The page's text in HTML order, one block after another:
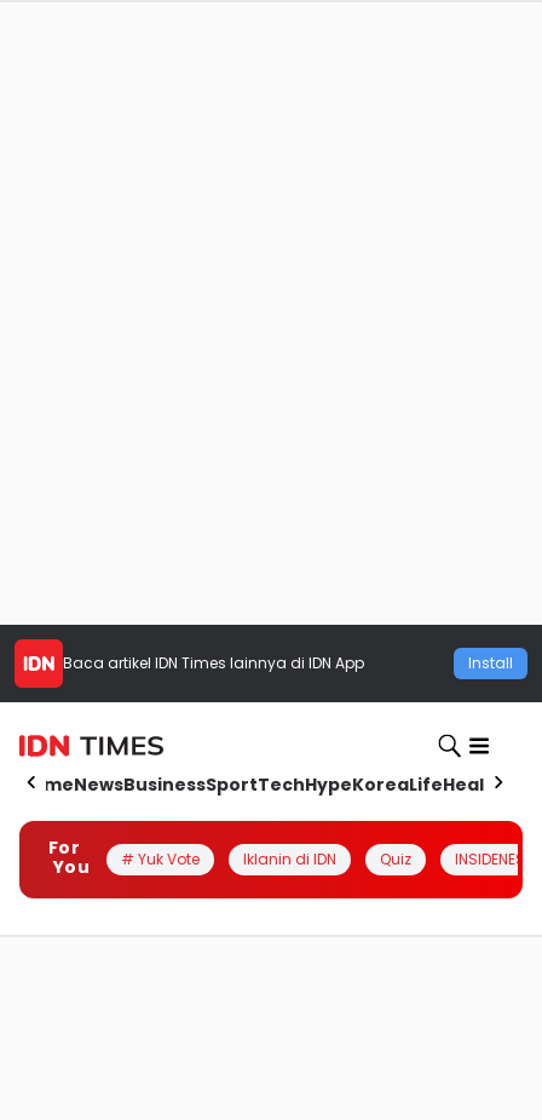
Baca artikel IDN Times lainnya di IDN App Install
HomeNewsBusinessSportTechHypeKoreaLifeHealth
For
You
# Yuk Vote Iklanin di IDN Quiz INSIDENESIA